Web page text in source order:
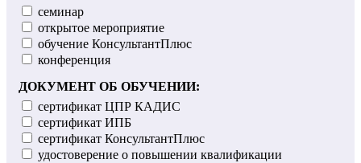
семинар
открытое мероприятие
обучение КонсультантПлюс
конференция
ДОКУМЕНТ ОБ ОБУЧЕНИИ:
сертификат ЦПР КАДИС
сертификат ИПБ
сертификат КонсультантПлюс
удостоверение о повышении квалификации